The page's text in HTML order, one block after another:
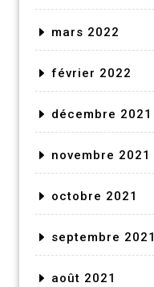
mars 2022
février 2022
décembre 2021
novembre 2021
octobre 2021
septembre 2021
août 2021